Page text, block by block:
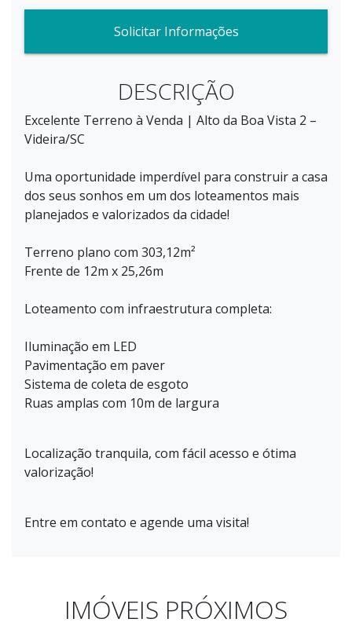
Solicitar Informações
DESCRIÇÃO
Excelente Terreno à Venda | Alto da Boa Vista 2 –
Videira/SC
Uma oportunidade imperdível para construir a casa
dos seus sonhos em um dos loteamentos mais
planejados e valorizados da cidade!
Terreno plano com 303,12m²
Frente de 12m x 25,26m
Loteamento com infraestrutura completa:
Iluminação em LED
Pavimentação em paver
Sistema de coleta de esgoto
Ruas amplas com 10m de largura
Localização tranquila, com fácil acesso e ótima
valorização!
Entre em contato e agende uma visita!
IMÓVEIS PRÓXIMOS